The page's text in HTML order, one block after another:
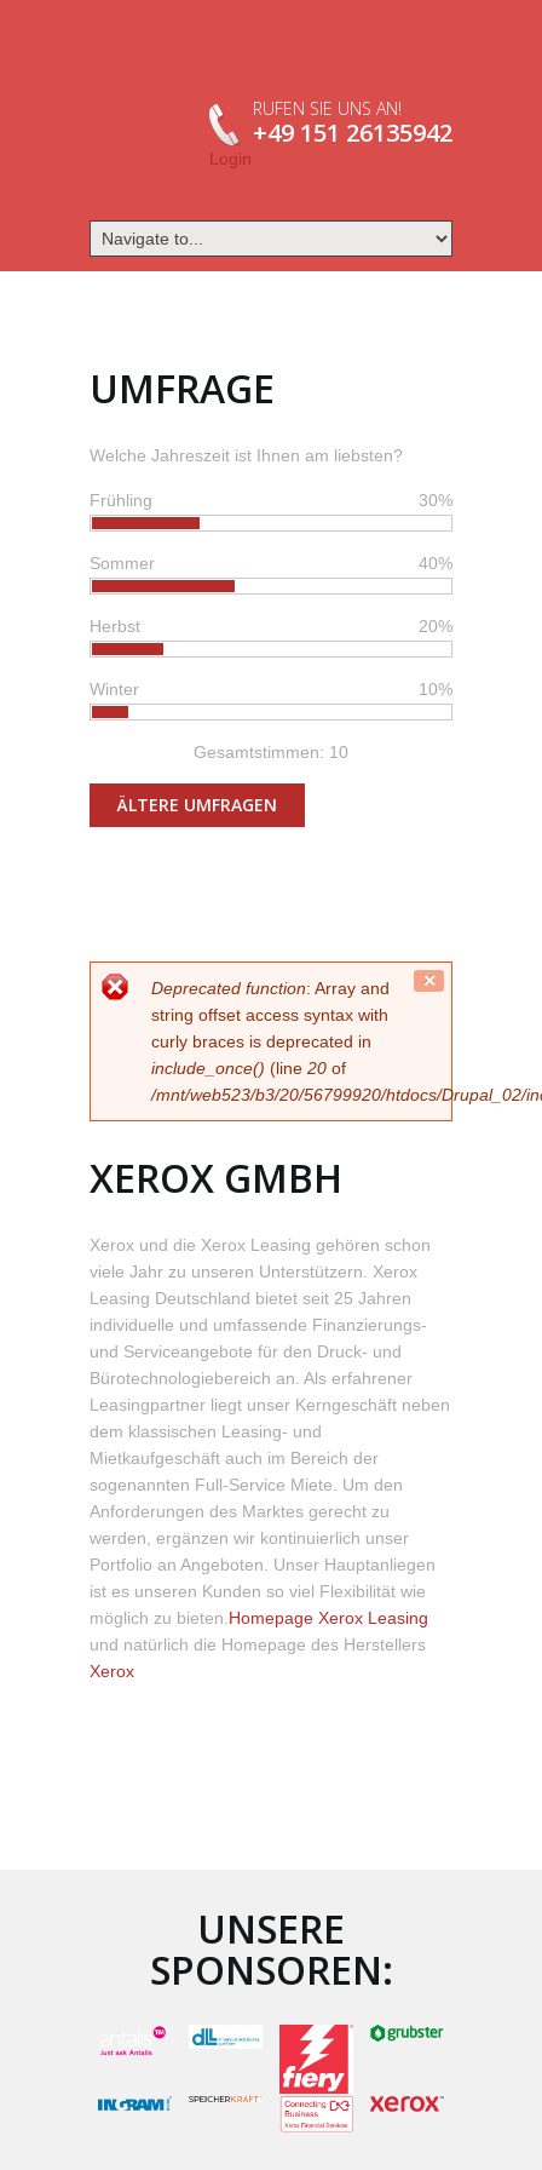
RUFEN SIE UNS AN!
+49 151 26135942
Login
UMFRAGE
Welche Jahreszeit ist Ihnen am liebsten?
30%
Frühling
40%
Sommer
20%
Herbst
10%
Winter
Gesamtstimmen: 10
ÄLTERE UMFRAGEN
FEHLERMELDUNG
Deprecated function: Array and
string offset access syntax with
curly braces is deprecated in
include_once() (line 20 of
/mnt/web523/b3/20/56799920/htdocs/Drupal_02/
XEROX GMBH
Xerox und die Xerox Leasing gehören schon
viele Jahr zu unseren Unterstützern. Xerox
Leasing Deutschland bietet seit 25 Jahren
individuelle und umfassende Finanzierungs-
und Serviceangebote für den Druck- und
Bürotechnologiebereich an. Als erfahrener
Leasingpartner liegt unser Kerngeschäft neben
dem klassischen Leasing- und
Mietkaufgeschäft auch im Bereich der
sogenannten Full-Service Miete. Um den
Anforderungen des Marktes gerecht zu
werden, ergänzen wir kontinuierlich unser
Portfolio an Angeboten. Unser Hauptanliegen
ist es unseren Kunden so viel Flexibilität wie
möglich zu bieten. Homepage Xerox Leasing
und natürlich die Homepage des Herstellers
Xerox
UNSERE
SPONSOREN: